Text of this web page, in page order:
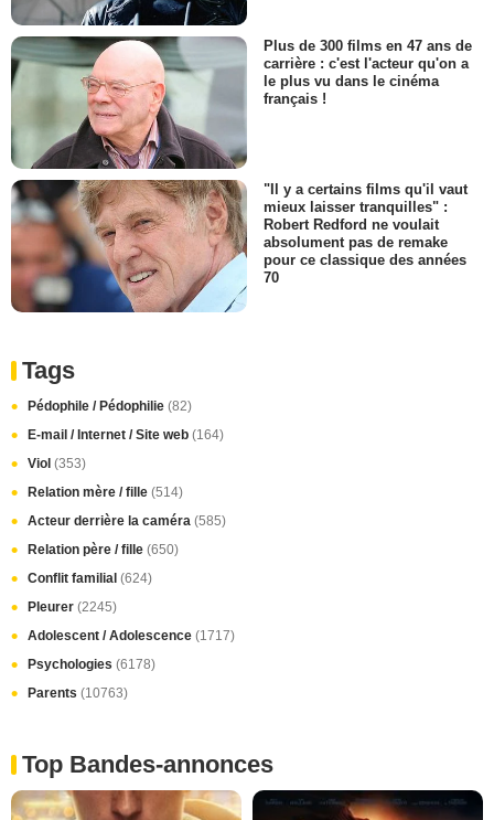
Plus de 300 films en 47 ans de
carrière : c'est l'acteur qu'on a
le plus vu dans le cinéma
français !
"Il y a certains films qu'il vaut
mieux laisser tranquilles" :
Robert Redford ne voulait
absolument pas de remake
pour ce classique des années
70
Tags
Pédophile / Pédophilie (82)
E-mail / Internet / Site web (164)
Viol (353)
Relation mère / fille (514)
Acteur derrière la caméra (585)
Relation père / fille (650)
Conflit familial (624)
Pleurer (2245)
Adolescent / Adolescence (1717)
Psychologies (6178)
Parents (10763)
Top Bandes-annonces